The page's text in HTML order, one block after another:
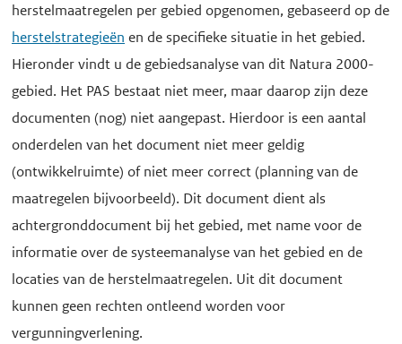
herstelmaatregelen per gebied opgenomen, gebaseerd op de
herstelstrategieën en de specifieke situatie in het gebied.
Hieronder vindt u de gebiedsanalyse van dit Natura 2000-
gebied. Het PAS bestaat niet meer, maar daarop zijn deze
documenten (nog) niet aangepast. Hierdoor is een aantal
onderdelen van het document niet meer geldig
(ontwikkelruimte) of niet meer correct (planning van de
maatregelen bijvoorbeeld). Dit document dient als
achtergronddocument bij het gebied, met name voor de
informatie over de systeemanalyse van het gebied en de
locaties van de herstelmaatregelen. Uit dit document
kunnen geen rechten ontleend worden voor
vergunningverlening.